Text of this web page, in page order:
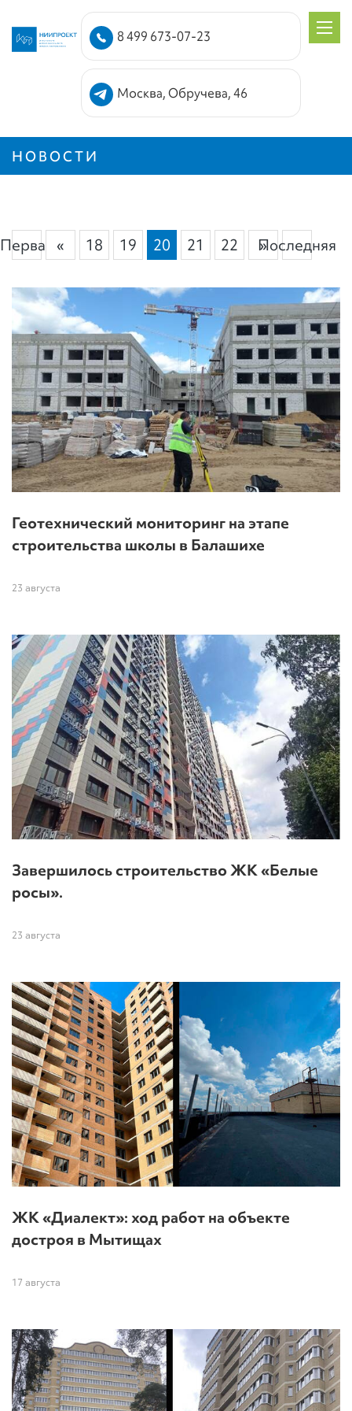
8 499 673-07-23
Москва, Обручева, 46
НОВОСТИ
Первая « 18 19 20 21 22 »
Последняя
Геотехнический мониторинг на этапе
строительства школы в Балашихе
23 августа
Завершилось строительство ЖК «Белые
росы».
23 августа
ЖК «Диалект»: ход работ на объекте
достроя в Мытищах
17 августа